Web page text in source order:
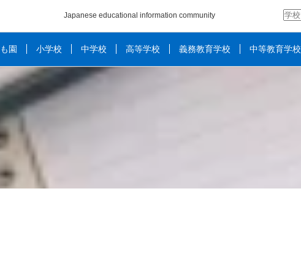
Japanese educational information community
検
索:
園 小学校 中学校 高等学校 義務教育学校 中等教育学校